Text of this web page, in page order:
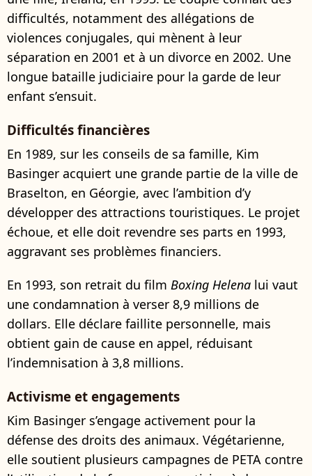
difficultés, notamment des allégations de
violences conjugales, qui mènent à leur
séparation en 2001 et à un divorce en 2002. Une
longue bataille judiciaire pour la garde de leur
enfant s’ensuit.
Difficultés financières
En 1989, sur les conseils de sa famille, Kim
Basinger acquiert une grande partie de la ville de
Braselton, en Géorgie, avec l’ambition d’y
développer des attractions touristiques. Le projet
échoue, et elle doit revendre ses parts en 1993,
aggravant ses problèmes financiers.
En 1993, son retrait du film Boxing Helena lui vaut
une condamnation à verser 8,9 millions de
dollars. Elle déclare faillite personnelle, mais
obtient gain de cause en appel, réduisant
l’indemnisation à 3,8 millions.
Activisme et engagements
Kim Basinger s’engage activement pour la
défense des droits des animaux. Végétarienne,
elle soutient plusieurs campagnes de PETA contre